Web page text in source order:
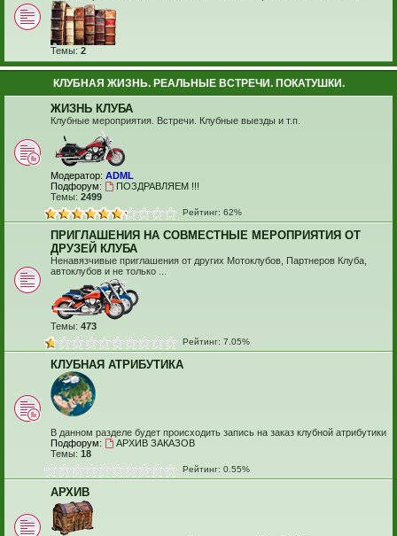
Темы: 2
КЛУБНАЯ ЖИЗНЬ. РЕАЛЬНЫЕ ВСТРЕЧИ. ПОКАТУШКИ.
ЖИЗНЬ КЛУБА
Клубные мероприятия. Встречи. Клубные выезды и т.п.
Модератор: ADML
Подфорум:
ПОЗДРАВЛЯЕМ !!!
Темы: 2499
Рейтинг: 62%
ПРИГЛАШЕНИЯ НА СОВМЕСТНЫЕ МЕРОПРИЯТИЯ ОТ
ДРУЗЕЙ КЛУБА
Ненавязчивые приглашения от других Мотоклубов, Партнеров Клуба,
автоклубов и не только ...
Темы: 473
Рейтинг: 7.05%
КЛУБНАЯ АТРИБУТИКА
В данном разделе будет происходить запись на заказ клубной атрибутики
Подфорум:
АРХИВ ЗАКАЗОВ
Темы: 18
Рейтинг: 0.55%
АРХИВ